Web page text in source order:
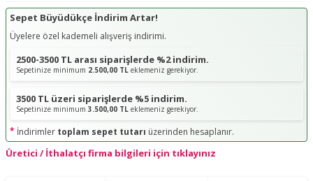
Sepet Büyüdükçe İndirim Artar!
Üyelere özel kademeli alışveriş indirimi.
2500-3500 TL arası siparişlerde %2 indirim.
Sepetinize minimum 2.500,00 TL eklemeniz gerekiyor.
3500 TL üzeri siparişlerde %5 indirim.
Sepetinize minimum 3.500,00 TL eklemeniz gerekiyor.
* İndirimler toplam sepet tutarı üzerinden hesaplanır.
Üretici / İthalatçı firma bilgileri için tıklayınız